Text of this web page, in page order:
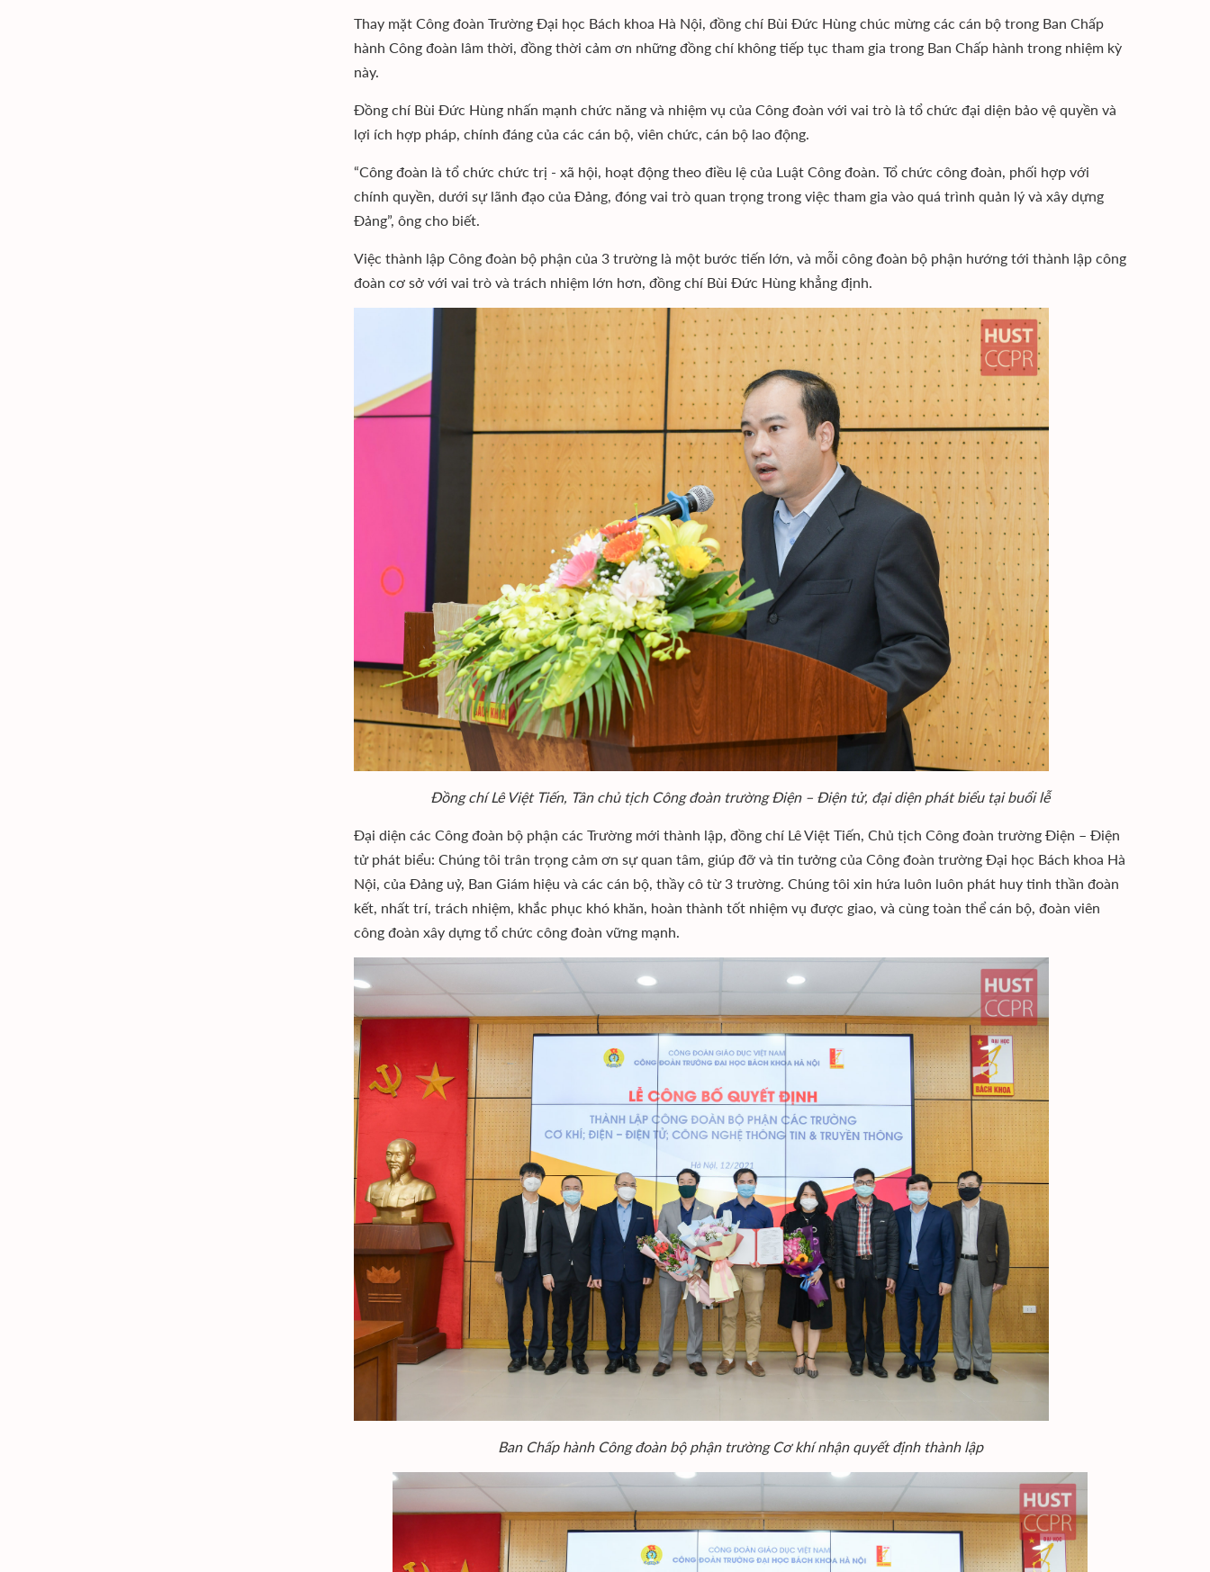
Thay mặt Công đoàn Trường Đại học Bách khoa Hà Nội, đồng chí Bùi Đức Hùng chúc mừng các cán bộ trong Ban Chấp
hành Công đoàn lâm thời, đồng thời cảm ơn những đồng chí không tiếp tục tham gia trong Ban Chấp hành trong nhiệm kỳ
này.
Đồng chí Bùi Đức Hùng nhấn mạnh chức năng và nhiệm vụ của Công đoàn với vai trò là tổ chức đại diện bảo vệ quyền và
lợi ích hợp pháp, chính đáng của các cán bộ, viên chức, cán bộ lao động.
“Công đoàn là tổ chức chức trị - xã hội, hoạt động theo điều lệ của Luật Công đoàn. Tổ chức công đoàn, phối hợp với
chính quyền, dưới sự lãnh đạo của Đảng, đóng vai trò quan trọng trong việc tham gia vào quá trình quản lý và xây dựng
Đảng”, ông cho biết.
Việc thành lập Công đoàn bộ phận của 3 trường là một bước tiến lớn, và mỗi công đoàn bộ phận hướng tới thành lập công
đoàn cơ sở với vai trò và trách nhiệm lớn hơn, đồng chí Bùi Đức Hùng khẳng định.
Đồng chí Lê Việt Tiến, Tân chủ tịch Công đoàn trường Điện – Điện tử, đại diện phát biểu tại buổi lễ
Đại diện các Công đoàn bộ phận các Trường mới thành lập, đồng chí Lê Việt Tiến, Chủ tịch Công đoàn trường Điện – Điện
tử phát biểu: Chúng tôi trân trọng cảm ơn sự quan tâm, giúp đỡ và tin tưởng của Công đoàn trường Đại học Bách khoa Hà
Nội, của Đảng uỷ, Ban Giám hiệu và các cán bộ, thầy cô từ 3 trường. Chúng tôi xin hứa luôn luôn phát huy tinh thần đoàn
kết, nhất trí, trách nhiệm, khắc phục khó khăn, hoàn thành tốt nhiệm vụ được giao, và cùng toàn thể cán bộ, đoàn viên
công đoàn xây dựng tổ chức công đoàn vững mạnh.
Ban Chấp hành Công đoàn bộ phận trường Cơ khí nhận quyết định thành lập